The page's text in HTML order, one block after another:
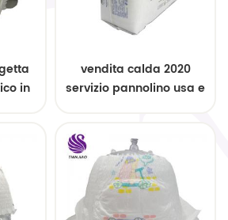
in
vendita calda 2020
servizio pannolino usa e